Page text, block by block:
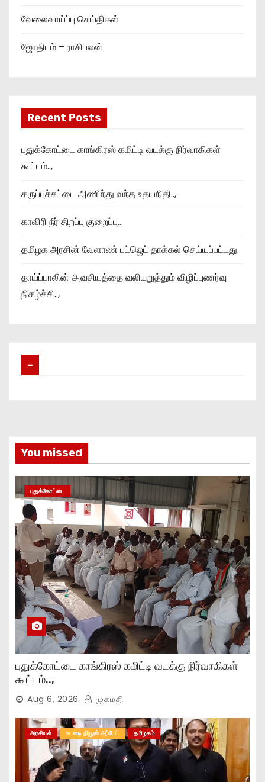
வேலைவாய்ப்பு செய்திகள்
ஜோதிடம் – ராசிபலன்
Recent Posts
புதுக்கோட்டை காங்கிரஸ் கமிட்டி வடக்கு நிர்வாகிகள்
கூட்டம்..,
கருப்புச்சட்டை அணிந்து வந்த உதயநிதி..,
காவிரி நீர் திறப்பு குறைப்பு…
தமிழக அரசின் வேளாண் பட்ஜெட் தாக்கல் செய்யப்பட்டது.
தாய்ப்பாலின் அவசியத்தை வலியுறுத்தும் விழிப்புணர்வு
நிகழ்ச்சி..,
–
You missed
புதுக்கோட்டை
புதுக்கோட்டை காங்கிரஸ் கமிட்டி வடக்கு நிர்வாகிகள்
கூட்டம்..,
Aug 6, 2026 முகமதி
அரசியல் உடனடி நியூஸ் அப்டேட் தமிழகம்